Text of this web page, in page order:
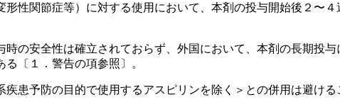
性関節症等）に対する使用において、本剤の投与開始後２〜
の安全性は確立されておらず、外国において、本剤の長期投
〔１．警告の項参照〕。
患予防の目的で使用するアスピリンを除く＞との併用は避ける